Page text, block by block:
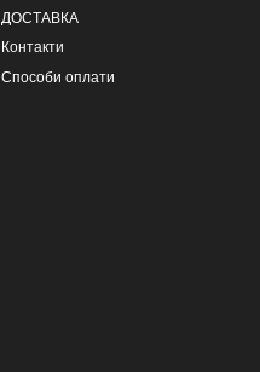
ДОСТАВКА
Контакти
Способи оплати